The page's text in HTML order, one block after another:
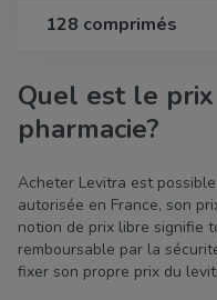
128 comprimés
Quel est le
pharmacie?
Acheter Levitra est
autorisée en France, son
notion de prix libre signifie
remboursable par la
fixer son propre prix du